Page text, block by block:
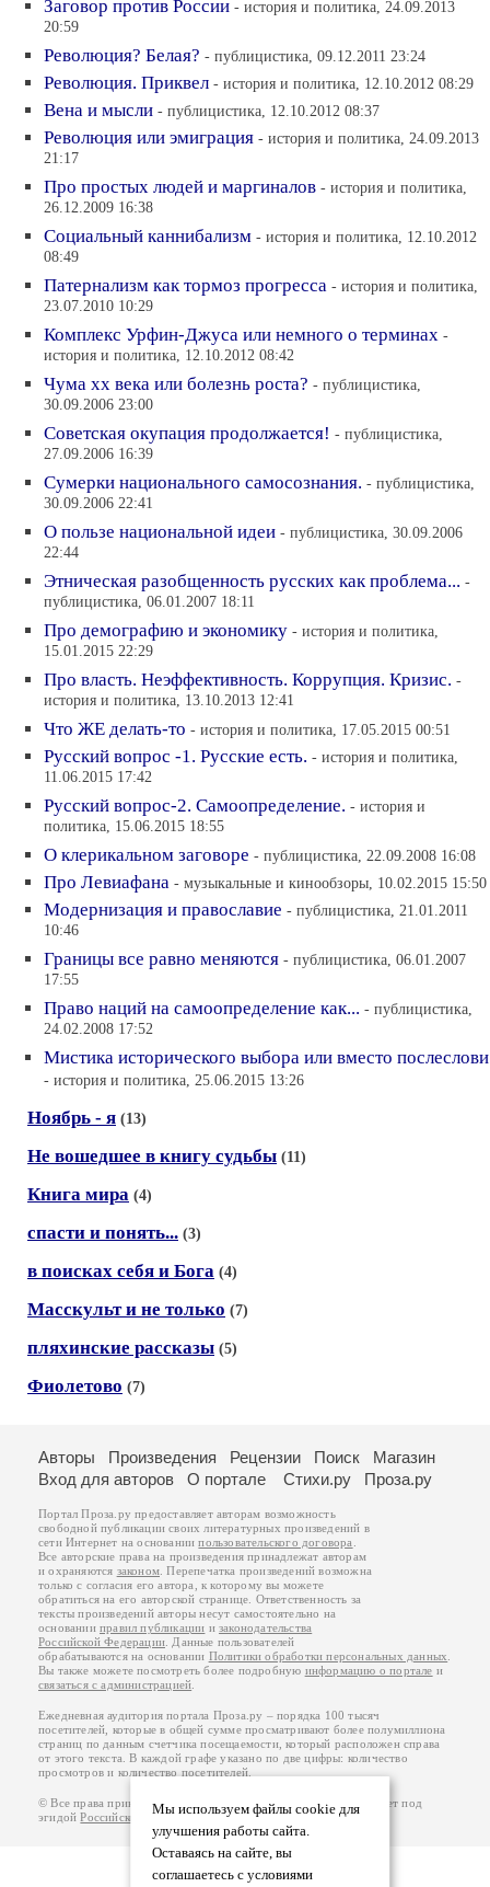
Заговор против России - история и политика, 24.09.2013
20:59
Революция? Белая? - публицистика, 09.12.2011 23:24
Революция. Приквел - история и политика, 12.10.2012 08:29
Вена и мысли - публицистика, 12.10.2012 08:37
Революция или эмиграция - история и политика, 24.09.2013
21:17
Про простых людей и маргиналов - история и политика,
26.12.2009 16:38
Социальный каннибализм - история и политика, 12.10.2012
08:49
Патернализм как тормоз прогресса - история и политика,
23.07.2010 10:29
Комплекс Урфин-Джуса или немного о терминах -
история и политика, 12.10.2012 08:42
Чума хх века или болезнь роста? - публицистика,
30.09.2006 23:00
Советская окупация продолжается! - публицистика,
27.09.2006 16:39
Сумерки национального самосознания. - публицистика,
30.09.2006 22:41
О пользе национальной идеи - публицистика, 30.09.2006
22:44
Этническая разобщенность русских как проблема... -
публицистика, 06.01.2007 18:11
Про демографию и экономику - история и политика,
15.01.2015 22:29
Про власть. Неэффективность. Коррупция. Кризис. -
история и политика, 13.10.2013 12:41
Что ЖЕ делать-то - история и политика, 17.05.2015 00:51
Русский вопрос -1. Русские есть. - история и политика,
11.06.2015 17:42
Русский вопрос-2. Самоопределение. - история и
политика, 15.06.2015 18:55
О клерикальном заговоре - публицистика, 22.09.2008 16:08
Про Левиафана - музыкальные и кинообзоры, 10.02.2015 15:50
Модернизация и православие - публицистика, 21.01.2011
10:46
Границы все равно меняются - публицистика, 06.01.2007
17:55
Право наций на самоопределение как... - публицистика,
24.02.2008 17:52
Мистика исторического выбора или вместо послеслови
- история и политика, 25.06.2015 13:26
Ноябрь - я (13)
Не вошедшее в книгу судьбы (11)
Книга мира (4)
спасти и понять... (3)
в поисках себя и Бога (4)
Масскульт и не только (7)
пляхинские рассказы (5)
Фиолетово (7)
Мы используем файлы cookie для
улучшения работы сайта.
Оставаясь на сайте, вы
соглашаетесь с условиями
Авторы Произведения Рецензии Поиск
Магазин
Вход для авторов
О портале Стихи.ру Проза.ру
Портал Проза.ру предоставляет авторам возможность
свободной публикации своих литературных произведений в
сети Интернет на основаниипользовательского договора
Все авторские права на произведения принадлежат авторам
и охраняются законом . Перепечатка произведений возможна
только с согласия его автора, к которому вы можете
обратиться на его авторской странице. Ответственность за
тексты произведений авторы несут самостоятельно на
основанииправил публикации изаконодательства
Российской Федерации . Данные пользователей
обрабатываются на основании Политики обработки персональных данных
Вы также можете посмотреть более подробную информацию о портале и
связаться с администрацией
Ежедневная аудитория портала Проза.ру – порядка 100 тысяч
посетителей, которые в общей сумме просматривают более полумиллиона
страниц по данным счетчика посещаемости, который расположен справа
от этого текста. В каждой графе указано по две цифры: количество
просмотров и количество посетителей.
© Все права принадлежат авторам, 2000-2026. Портал работает под
эгидойРоссийского союза писателей.18+